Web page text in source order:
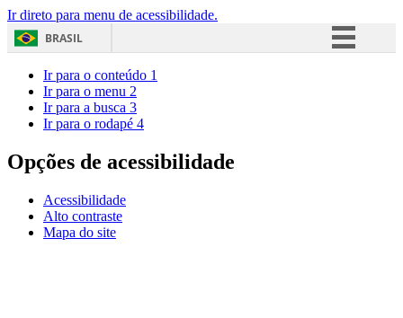
Ir direto para menu de acessibilidade.
BRASIL
Acesso à informação
Ir para o conteúdo 1
Ir para o menu 2
Ir para a busca 3
Ir para o rodapé 4
Opções de acessibilidade
Acessibilidade
Alto contraste
Mapa do site